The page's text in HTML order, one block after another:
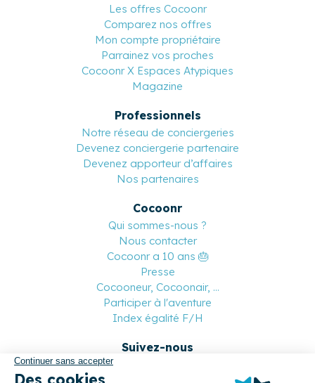
Les offres Cocoonr
Comparez nos offres
Mon compte propriétaire
Parrainez vos proches
Cocoonr X Espaces Atypiques
Magazine
Professionnels
Notre réseau de conciergeries
Devenez conciergerie partenaire
Devenez apporteur d’affaires
Nos partenaires
Cocoonr
Qui sommes-nous ?
Nous contacter
Cocoonr a 10 ans 🎂
Presse
Cocooneur, Cocoonair, ...
Participer à l'aventure
Index égalité F/H
Suivez-nous